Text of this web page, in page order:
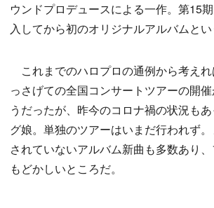
ウンドプロデュースによる一作。第15
入してから初のオリジナルアルバムとい
これまでのハロプロの通例から考え
っさげての全国コンサートツアーの開
うだったが、昨今のコロナ禍の状況も
グ娘。単独のツアーはいまだ行われず
されていないアルバム新曲も多数あり
もどかしいところだ。